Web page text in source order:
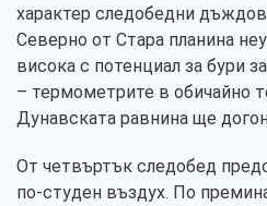
характер следобедни
Северно от Стара планина
висока с потенциал за бури
– термометрите в обичайно
Дунавската равнина ще
От четвъртък следобед
по-студен въздух. По